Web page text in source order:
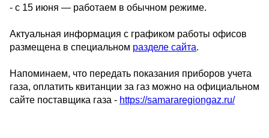
- с 15 июня — работаем в обычном режиме.
Актуальная информация с графиком работы офисов
размещена в специальном разделе сайта.
Напоминаем, что передать показания приборов учета
газа, оплатить квитанции за газ можно на официальном
сайте поставщика газа - https://samararegiongaz.ru/